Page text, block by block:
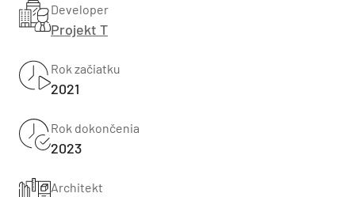
Developer
Projekt T
Rok začiatku
2021
Rok dokončenia
2023
Architekt